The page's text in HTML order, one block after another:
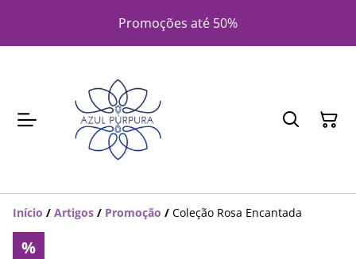
Promoções até 50%
Início / Artigos / Promoção / Coleção Rosa Encantada
%